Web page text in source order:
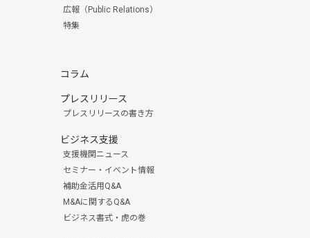
広報（Public Relations）
特集
コラム
プレスリリース
プレスリリースの書き方
ビジネス支援
支援機関ニュース
セミナー・イベント情報
補助金活用Q&A
M&Aに関するQ&A
ビジネス書式・虎の巻